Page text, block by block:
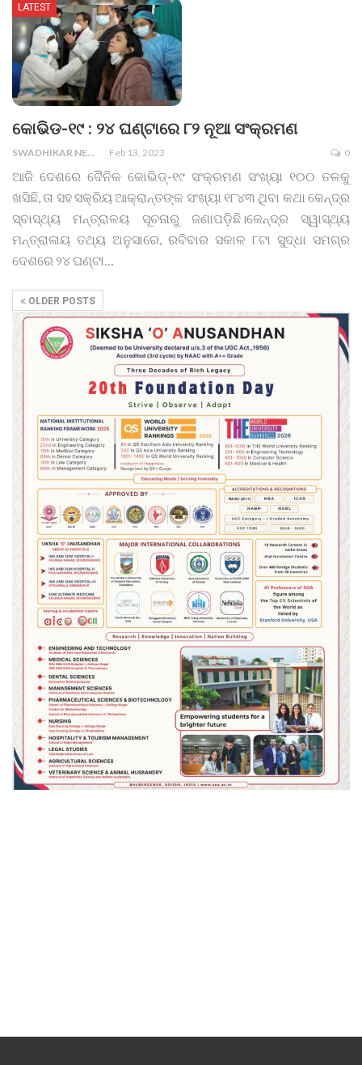
LATEST
କୋଭିଡ-୧୯ : ୨୪ ଘଣ୍ଟାରେ ୮୨ ନୂଆ ସଂକ୍ରମଣ
SWADHIKAR NEWS Feb 13, 2023 0
ଆଜି ଦେଶରେ ଦୈନିକ କୋଭିଡ୍-୧୯ ସଂକ୍ରମଣ ସଂଖ୍ୟା ୧୦୦ ତଳକୁ
ଖସିଛି, ତା ସହ ସକ୍ରିୟ ଆକ୍ରାନ୍ତଙ୍କ ସଂଖ୍ୟା ୧୮୪୩ ଥିବା କଥା କେନ୍ଦ୍ର
ସ୍ବାସ୍ଥ୍ୟ ମନ୍ତ୍ରାଳୟ ସୂଚନାରୁ ଜଣାପଡ଼ିଛି।କେନ୍ଦ୍ର ସ୍ୱାସ୍ଥ୍ୟ
ମନ୍ତ୍ରାଳାୟ ତଥ୍ୟ ଅନୁସାରେ, ରବିବାର ସକାଳ ୮ଟା ସୁଦ୍ଧା ସମଗ୍ର
ଦେଶରେ ୨୪ ଘଣ୍ଟା…
OLDER POSTS